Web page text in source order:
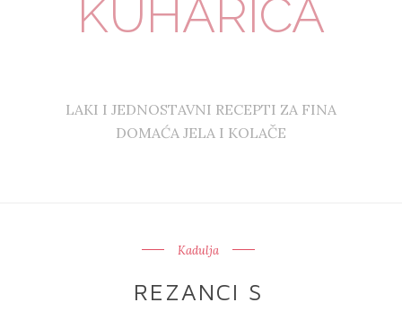
KUHARICA
LAKI I JEDNOSTAVNI RECEPTI ZA FINA
DOMAĆA JELA I KOLAČE
Kadulja
REZANCI S